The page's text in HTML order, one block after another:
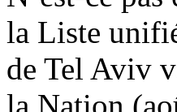
la Liste
de Tel Aviv